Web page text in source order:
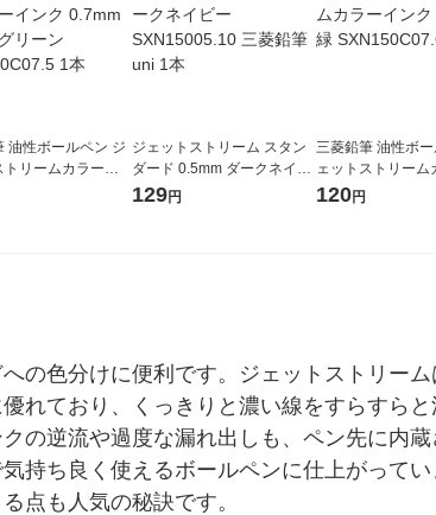
油性ボールペン ジ
トリームカラーイ
ライムグリーン
ジェットストリーム スタン
ダード 0.5mm ダークネイビ
ー SXN15005.10 三菱鉛筆u
129円
三菱鉛筆 油性ボ
ェットストリーム
ンク 0.7mm 緑
120円
の色分けに便利です。ジェットストリー
れており、くっきりと濃い線をすらすらと
の逆流や過度な漏れ出しも、ペン先に内
持ち良く使えるボールペンに仕上がって
点も人気の秘訣です。